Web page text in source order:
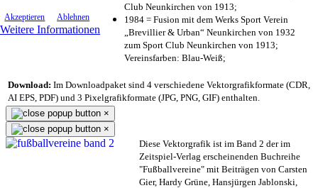
Akzeptieren Ablehnen
Weitere Informationen
Club Neunkirchen von 1913;
1984 = Fusion mit dem Werks Sport Verein
„Brevillier & Urban“ Neunkirchen von 1932
zum Sport Club Neunkirchen von 1913;
Vereinsfarben: Blau-Weiß;
Download: Im Downloadpaket sind 4 verschiedene Vektorgrafikformate (CDR,
AI EPS, PDF) und 3 Pixelgrafikformate (JPG, PNG, GIF) enthalten.
×
×
Diese Vektorgrafik ist im Band 2 der im
Zeitspiel-Verlag erscheinenden Buchreihe
"Fußballvereine" mit Beiträgen von Carsten
Gier, Hardy Grüne, Hansjürgen Jablonski,